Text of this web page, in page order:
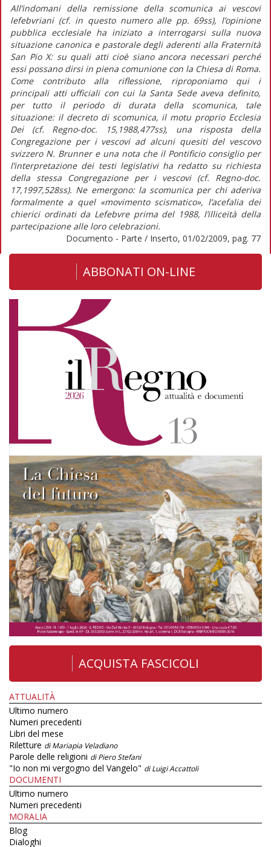
All’indomani della remissione della scomunica ai vescovi
lefebvriani (cf. in questo numero alle pp. 69ss), l’opinione
pubblica ecclesiale ha iniziato a interrogarsi sulla nuova
situazione canonica e pastorale degli aderenti alla Fraternità
San Pio X: su quali atti cioè siano ancora necessari perché
essi possano dirsi in piena comunione con la Chiesa di Roma.
Come contributo alla riflessione, riproponiamo qui i
principali atti ufficiali con cui la Santa Sede aveva definito,
per tutto il periodo di durata della scomunica, tale
situazione: il decreto di scomunica, il motu proprio Ecclesia
Dei (cf. Regno-doc. 15,1988,477ss), una risposta della
Congregazione per i vescovi ad alcuni quesiti del vescovo
svizzero N. Brunner e una nota che il Pontificio consiglio per
l’interpretazione dei testi legislativi ha redatto su richiesta
della stessa Congregazione per i vescovi (cf. Regno-doc.
17,1997,528ss). Ne emergono: la scomunica per chi aderiva
formalmente a quel «movimento scismatico», l’acefalia dei
chierici ordinati da Lefebvre prima del 1988, l’illiceità della
partecipazione alle loro celebrazioni.
Documento - Parte / Inserto, 01/02/2009, pag. 77
ABBONATI ON-LINE
ACQUISTA FASCICOLI
ATTUALITÀ
Ultimo numero
Numeri precedenti
Libri del mese
Riletture di Mariapia Veladiano
Parole delle religioni di Piero Stefani
"Io non mi vergogno del Vangelo" di Luigi Accattoli
DOCUMENTI
Ultimo numero
Numeri precedenti
MORALIA
Blog
Dialoghi